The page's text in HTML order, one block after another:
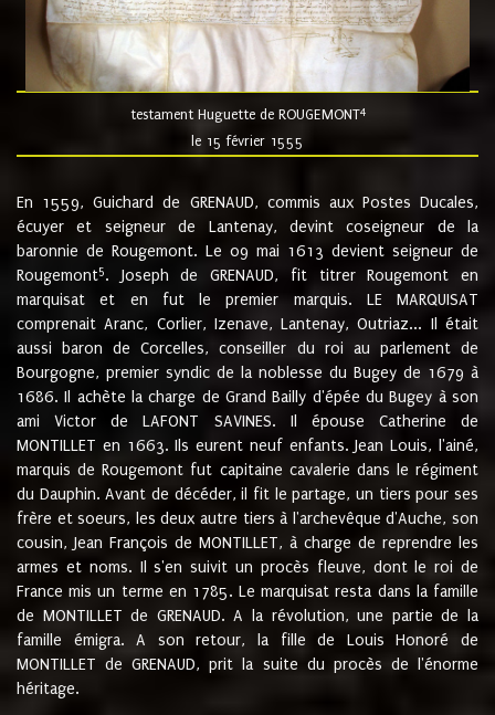
testament Huguette de ROUGEMONT4
le 15 février 1555
En 1559, Guichard de GRENAUD, commis aux Postes Ducales,
écuyer et seigneur de Lantenay, devint coseigneur de la
baronnie de Rougemont. Le 09 mai 1613 devient seigneur de
Rougemont5. Joseph de GRENAUD, fit titrer Rougemont en
marquisat et en fut le premier marquis. LE MARQUISAT
comprenait Aranc, Corlier, Izenave, Lantenay, Outriaz... Il était
aussi baron de Corcelles, conseiller du roi au parlement de
Bourgogne, premier syndic de la noblesse du Bugey de 1679 à
1686. Il achète la charge de Grand Bailly d'épée du Bugey à son
ami Victor de LAFONT SAVINES. Il épouse Catherine de
MONTILLET en 1663. Ils eurent neuf enfants. Jean Louis, l'ainé,
marquis de Rougemont fut capitaine cavalerie dans le régiment
du Dauphin. Avant de décéder, il fit le partage, un tiers pour ses
frère et soeurs, les deux autre tiers à l'archevêque d'Auche, son
cousin, Jean François de MONTILLET, à charge de reprendre les
armes et noms. Il s'en suivit un procès fleuve, dont le roi de
France mis un terme en 1785. Le marquisat resta dans la famille
de MONTILLET de GRENAUD. A la révolution, une partie de la
famille émigra. A son retour, la fille de Louis Honoré de
MONTILLET de GRENAUD, prit la suite du procès de l'énorme
héritage.